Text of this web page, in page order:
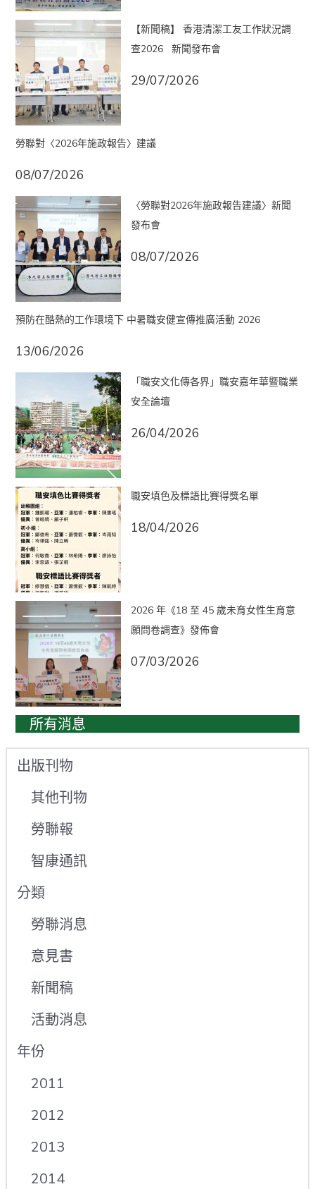
【新聞稿】 香港清潔工友工作狀況調
查2026 新聞發布會
29/07/2026
勞聯對〈2026年施政報告〉建議
08/07/2026
〈勞聯對2026年施政報告建議〉新聞
發布會
08/07/2026
預防在酷熱的工作環境下 中暑職安健宣傳推廣活動 2026
13/06/2026
「職安文化傳各界」職安嘉年華暨職業
安全論壇
26/04/2026
職安填色及標語比賽得獎名單
18/04/2026
2026 年《18 至 45 歲未育女性生育意
願問卷調查》發佈會
07/03/2026
所有消息
出版刊物
其他刊物
勞聯報
智康通訊
分類
勞聯消息
意見書
新聞稿
活動消息
年份
2011
2012
2013
2014